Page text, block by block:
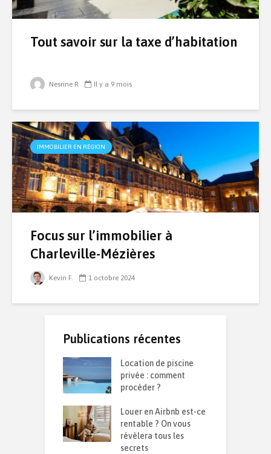
Tout savoir sur la taxe d’habitation
Nesrine R Il y a 9 mois
IMMOBILIER EN RÉGION
Focus sur l’immobilier à
Charleville-Mézières
Kevin F. 1 octobre 2024
Publications récentes
Location de piscine
privée : comment
procéder ?
Louer en Airbnb est-ce
rentable ? On vous
révèlera tous les
secrets